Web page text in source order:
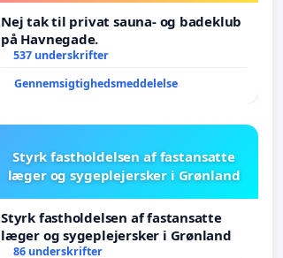
Nej tak til privat sauna- og badeklub
på Havnegade.
537 underskrifter
Gennemsigtighedsmeddelelse
Styrk fastholdelsen af fastansatte
læger og sygeplejersker i Grønland
Styrk fastholdelsen af fastansatte
læger og sygeplejersker i Grønland
86 underskrifter